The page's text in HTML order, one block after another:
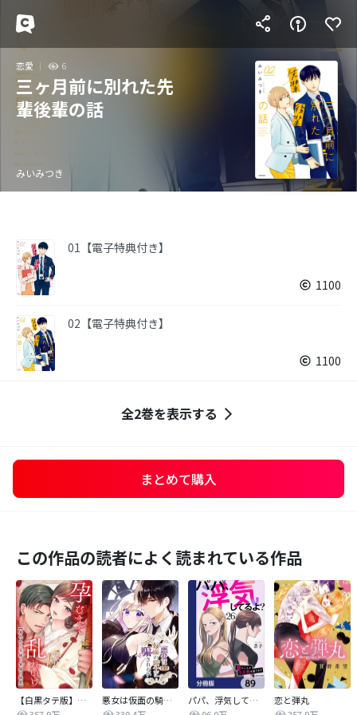
恋愛 6
三ヶ月前に別れた先
輩後輩の話
みいみつき
01【電子特典付き】
1100
02【電子特典付き】
1100
全2巻を表示する
まとめて購入
この作品の読者によく読まれている作品
【白黒タテ版】孕むまで乱れいけ～身代わり花嫁と軍服の猛愛
悪女は仮面の騎士に騙されない
パパ、浮気してるよ？娘と二人でクズ夫を捨てます【分冊版】
恋と弾丸